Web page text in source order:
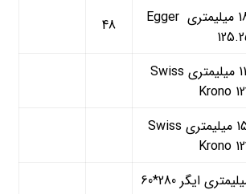
18 ميليمتري Egger
48
11 ميليمتري Swiss
Krono
15 ميليمتري Swiss
Krono